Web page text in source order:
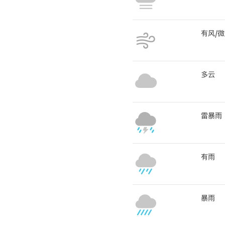
有风/
多云
雷暴雨
有雨
暴雨